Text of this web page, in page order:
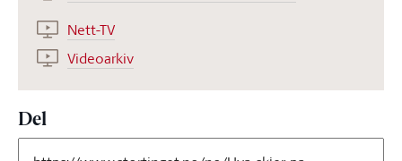
Nett-TV
Videoarkiv
Del